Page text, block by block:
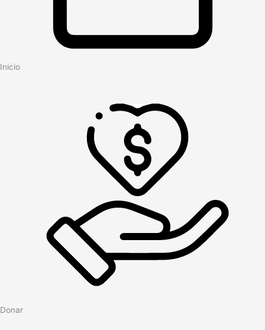
Inicio
Donar